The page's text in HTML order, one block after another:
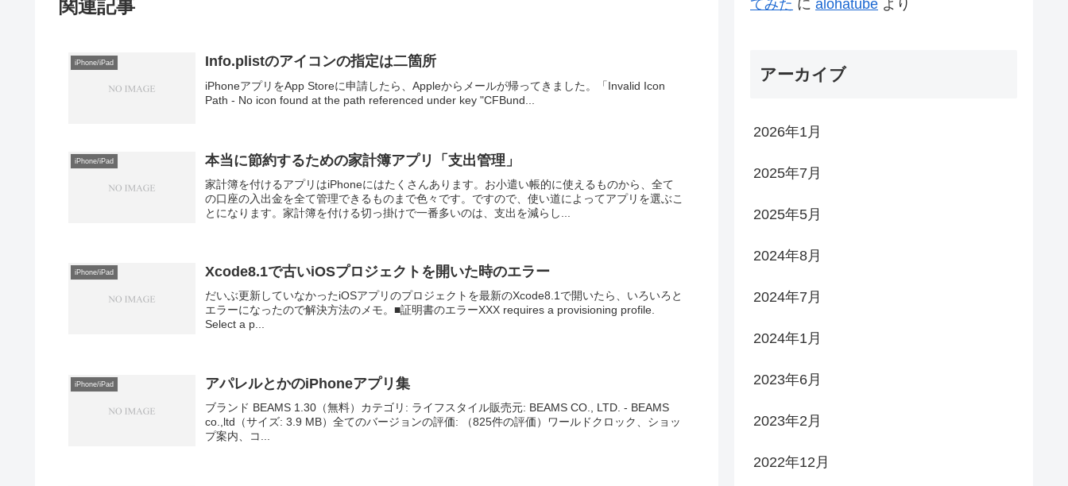
関連記事
iPhone/iPad Info.plistのアイコンの指定は二箇所
iPhoneアプリをApp Storeに申請したら、Appleからメールが帰ってきました。「Invalid Icon
Path - No icon found at the path referenced under key "CFBund...
iPhone/iPad 本当に節約するための家計簿アプリ「支出管理」
家計簿を付けるアプリはiPhoneにはたくさんあります。お小遣い帳的に使えるものから、全て
の口座の入出金を全て管理できるものまで色々です。ですので、使い道によってアプリを選ぶこ
とになります。家計簿を付ける切っ掛けで一番多いのは、支出を減らし...
iPhone/iPad Xcode8.1で古いiOSプロジェクトを開いた時のエラー
だいぶ更新していなかったiOSアプリのプロジェクトを最新のXcode8.1で開いたら、いろいろと
エラーになったので解決方法のメモ。■証明書のエラーXXX requires a provisioning profile.
Select a p...
iPhone/iPad アパレルとかのiPhoneアプリ集
ブランド BEAMS 1.30（無料）カテゴリ: ライフスタイル販売元: BEAMS CO., LTD. - BEAMS
co.,ltd（サイズ: 3.9 MB）全てのバージョンの評価: （825件の評価）ワールドクロック、ショッ
プ案内、コ...
てみた に alohatube より
アーカイブ
2026年1月
2025年7月
2025年5月
2024年8月
2024年7月
2024年1月
2023年6月
2023年2月
2022年12月